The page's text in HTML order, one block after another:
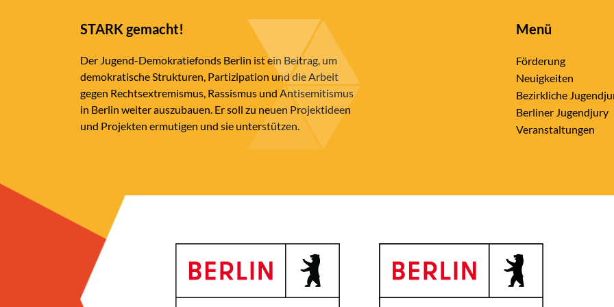
STARK gemacht!
Der Jugend-Demokratiefonds Berlin ist ein Beitrag, um
demokratische Strukturen, Partizipation und die Arbeit
gegen Rechtsextremismus, Rassismus und Antisemitismus
in Berlin weiter auszubauen. Er soll zu neuen Projektideen
und Projekten ermutigen und sie unterstützen.
Menü
Förderung
Neuigkeiten
Bezirkliche
Berliner Jugendjury
Veranstaltungen